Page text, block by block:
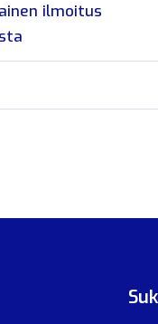
ilmoitus